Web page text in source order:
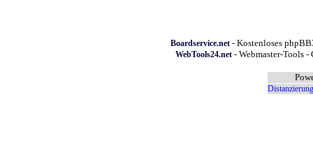
Boardservice.net- Kostenloses
WebTools24.net- Webmaster-Tools -